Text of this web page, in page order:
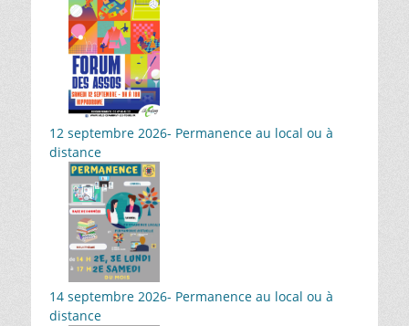
12 septembre 2026- Permanence au local ou à
distance
14 septembre 2026- Permanence au local ou à
distance